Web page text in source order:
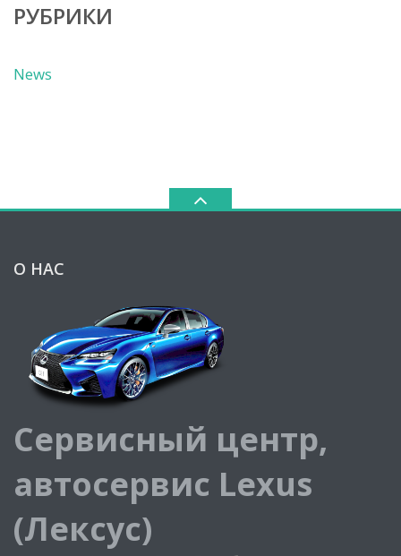
РУБРИКИ
News
О НАС
Сервисный центр,
автосервис Lexus
(Лексус)